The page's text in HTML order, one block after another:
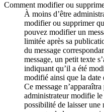
Comment modifier ou
À moins d’être
modifier ou supprimer
pouvez modifier un
limitée après sa
du message
message, un petit texte
indiquant qu’il a été
modifié ainsi que la date
Ce message
administrateur modifie le
possibilité de laisser